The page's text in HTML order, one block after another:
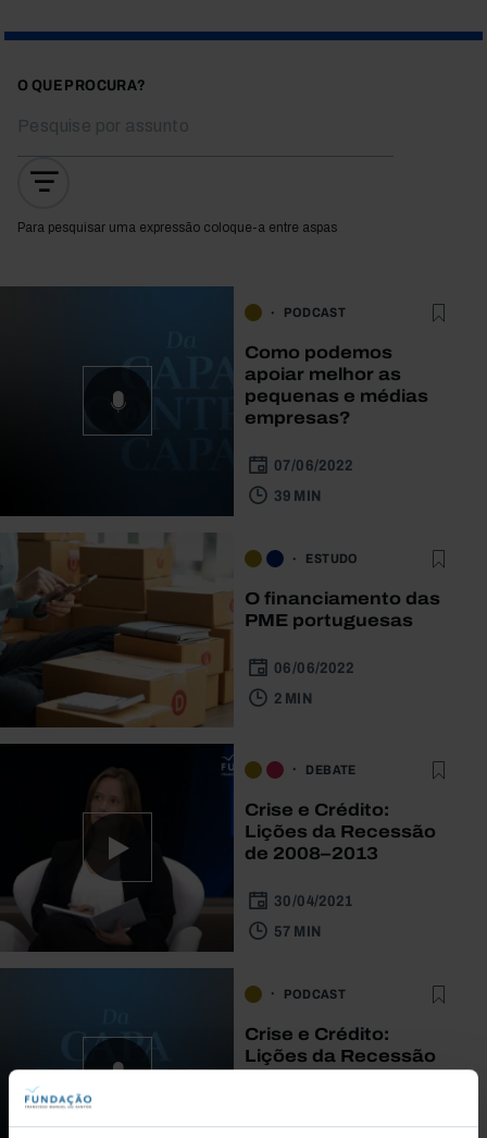
O QUE PROCURA?
Para pesquisar uma expressão coloque-a entre aspas
PODCAST
Como podemos
apoiar melhor as
pequenas e médias
empresas?
07/06/2022
39 MIN
ESTUDO
O financiamento das
PME portuguesas
06/06/2022
2 MIN
DEBATE
Crise e Crédito:
Lições da Recessão
de 2008–2013
30/04/2021
57 MIN
PODCAST
Crise e Crédito:
Lições da Recessão
27/04/2021